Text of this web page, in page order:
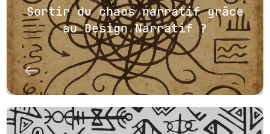
Sortir du chaos narratif grâce
au Design Narratif ?